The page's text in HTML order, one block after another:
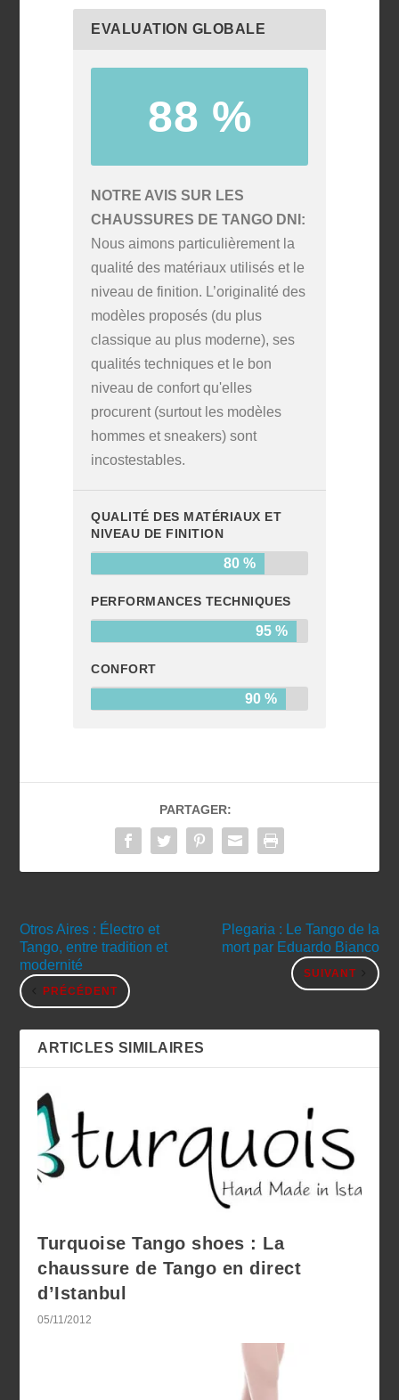
EVALUATION GLOBALE
88 %
NOTRE AVIS SUR LES
CHAUSSURES DE TANGO DNI
Nous aimons particulièrement la
qualité des matériaux utilisés et le
niveau de finition. L’originalité des
modèles proposés (du plus
classique au plus moderne), ses
qualités techniques et le bon
niveau de confort qu'elles
procurent (surtout les modèles
hommes et sneakers) sont
incostestables.
QUALITÉ DES MATÉRIAUX ET
NIVEAU DE FINITION
80 %
PERFORMANCES TECHNIQUES
95 %
CONFORT
90 %
PARTAGER:
Otros Aires : Électro et
Tango, entre tradition et
modernité
PRÉCÉDENT
Plegaria : Le Tango de la
mort par Eduardo Bianco
SUIVANT
ARTICLES SIMILAIRES
Turquoise Tango shoes : La
chaussure de Tango en direct
d’Istanbul
05/11/2012